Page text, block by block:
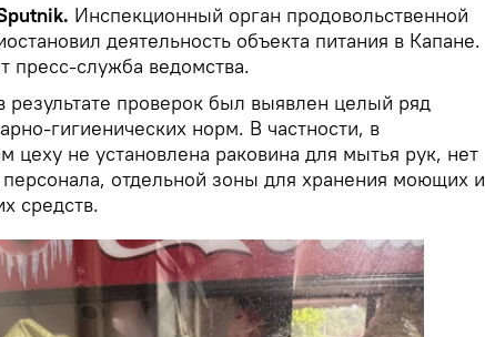
Инспекционный орган продовольственной
деятельность объекта питания в Капане.
пресс-служба ведомства.
результате проверок был выявлен целый ряд
гигиенических норм. В частности, в
цеху не установлена раковина для мытья рук, нет
отдельной зоны для хранения моющих и
средств.